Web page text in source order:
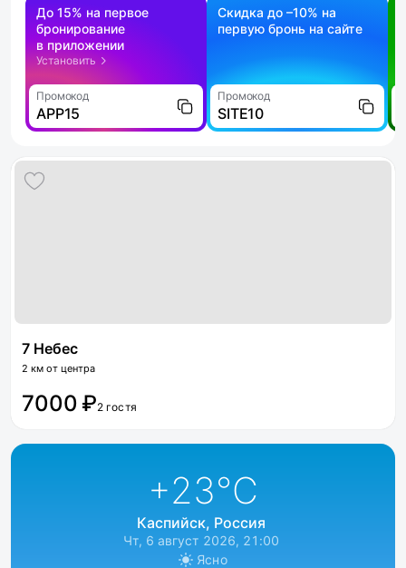
До 15% на первое
бронирование
в приложении
Установить
Промокод
APP15
Скидка до –10% на
первую бронь на сайте
Промокод
SITE10
7 Небес
2 км от центра
7000 ₽2 гостя
+23°C
Каспийск, Россия
Чт, 6 август 2026, 21:00
Ясно